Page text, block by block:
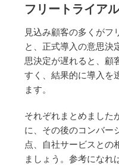
フリートライア
見込み顧客の多くがフ
と、正式導入の意思決
思決定が遅れると、顧
すく、結果的に導入を
ます。
それぞれまとめました
に、その後のコンバー
点、自社サービスとの
ましょう。参考になれ